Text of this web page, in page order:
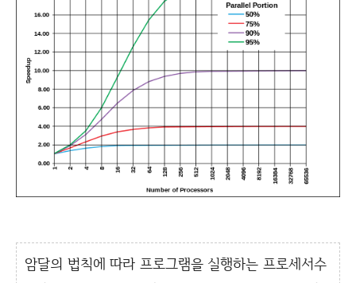
암달의 법칙에 따라 프로그램을 실행하는 프로세서수